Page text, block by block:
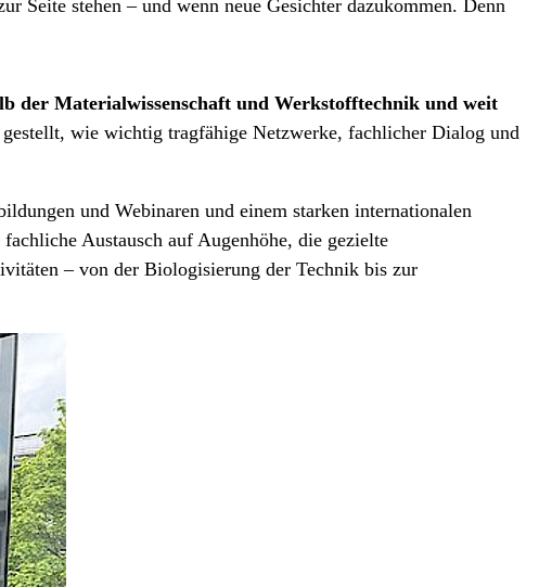
Seite stehen – und wenn neue Gesichter dazukommen. Denn
der Materialwissenschaft und Werkstofftechnik und weit
wie wichtig tragfähige Netzwerke, fachlicher Dialog und
und Webinaren und einem starken internationalen
Austausch auf Augenhöhe, die gezielte
– von der Biologisierung der Technik bis zur